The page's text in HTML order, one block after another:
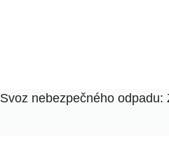
Svoz nebezpečného